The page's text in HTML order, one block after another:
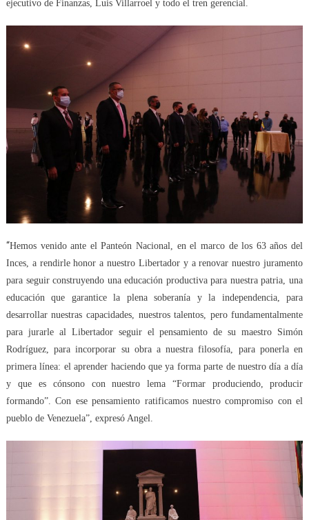
ejecutivo de Finanzas, Luis Villarroel y todo el tren gerencial.
“Hemos venido ante el Panteón Nacional, en el marco de los 63añosdel
Inces, a rendirle honor a nuestro Libertador y arenovar nuestro juramento
para seguir construyendo una educación productiva para nuestra patria,una
educación que garantice la plena soberanía yla independencia, para
desarrollar nuestras capacidades, nuestros talentos, pero fundamentalmente
para jurarle al Libertador seguir el pensamiento de su maestro Simón
Rodríguez, para incorporar su obra a nuestra filosofía , para ponerlaen
primera línea: el aprender haciendo queya forma parte de nuestro día a día
y que es cónsono con nuestro lema“Formar produciendo, producir
formando”.Con ese pensamiento ratificamosnuestro compromiso conel
pueblo de Venezuela”, expresó Angel